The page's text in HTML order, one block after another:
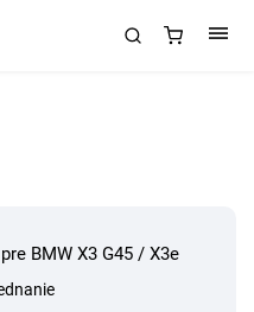
BMW X3 G45 / X3e